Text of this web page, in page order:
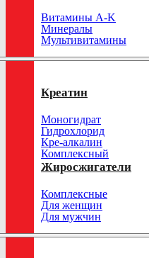
Витамины A-K
Минералы
Мультивитамины
Креатин
Моногидрат
Гидрохлорид
Кре-алкалин
Комплексный
Жиросжигатели
Комплексные
Для женщин
Для мужчин